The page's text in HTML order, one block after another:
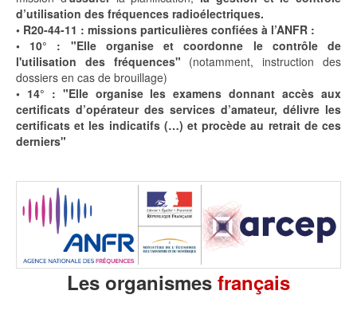
d’utilisation des fréquences radioélectriques.
• R20-44-11 : missions particulières confiées à l’ANFR :
•
10° : "Elle organise et coordonne le contrôle de
l'utilisation des fréquences" (notamment, instruction des
dossiers en cas de brouillage)
• 14° : "Elle organise les examens donnant accès aux
certificats d’opérateur des services d’amateur, délivre les
certificats et les indicatifs (…) et procède au retrait de ces
derniers"
Les organismes français